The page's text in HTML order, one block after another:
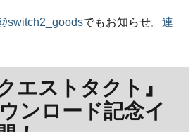
でもお知らせ。 連
エストタクト』
ンロード記念イ